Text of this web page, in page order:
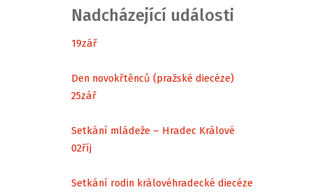
Nadcházející události
19zář
Den novokřtěnců (pražské diecéze)
25zář
Setkání mládeže – Hradec Králové
02říj
Setkání rodin královéhradecké diecéze